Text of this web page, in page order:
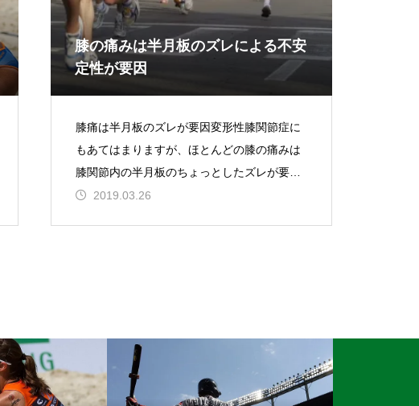
膝の痛みは半月板のズレによる不安
定性が要因
膝痛は半月板のズレが要因変形性膝関節症に
もあてはまりますが、ほとんどの膝の痛みは
膝関節内の半月板のちょっとしたズレが要因
です。普段の生活の中で、膝を捻る動作をし
2019.03.26